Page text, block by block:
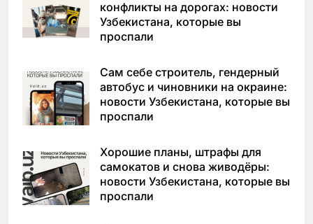
конфликты на дорогах: новости
Узбекистана, которые вы
проспали
Сам себе строитель, гендерный
автобус и чиновники на окраине:
новости Узбекистана, которые вы
проспали
Хорошие планы, штрафы для
самокатов и снова живодёры:
новости Узбекистана, которые вы
проспали